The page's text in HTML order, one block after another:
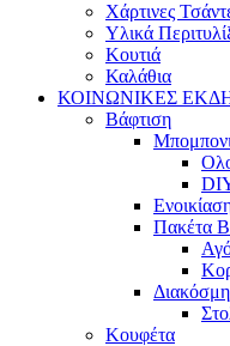
Χάρτινες
Υλικά
Κουτιά
Καλάθια
ΚΟΙΝΩΝΙΚΕΣ
Βάφτιση
Πακέτα
Κουφέτα